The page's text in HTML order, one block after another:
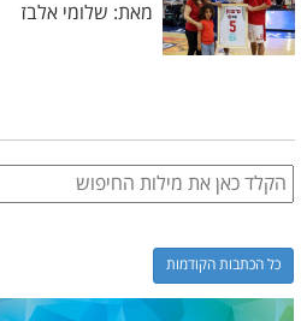
מאת: שלומי אלבז
כל הכתבות הקודמות